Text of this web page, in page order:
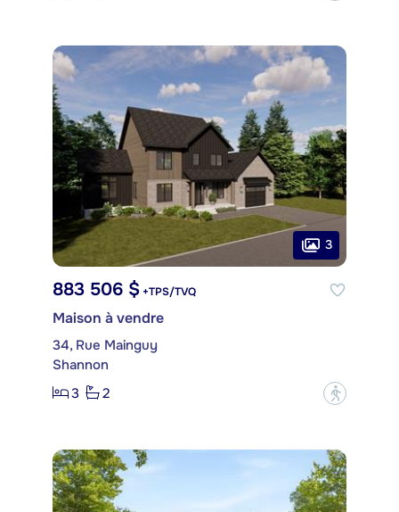
3
883 506 $ +TPS/TVQ
Maison à vendre
34, Rue Mainguy
Shannon
3
2 ?